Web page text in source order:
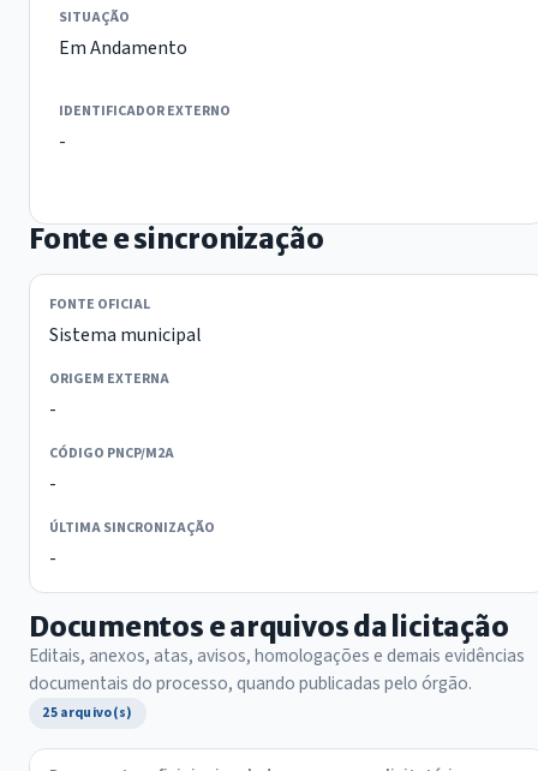
SITUAÇÃO
Em Andamento
IDENTIFICADOR EXTERNO
-
Fonte e sincronização
FONTE OFICIAL
Sistema municipal
ORIGEM EXTERNA
-
CÓDIGO PNCP/M2A
-
ÚLTIMA SINCRONIZAÇÃO
-
Documentos e arquivos da licitação
Editais, anexos, atas, avisos, homologações e demais evidências
documentais do processo, quando publicadas pelo órgão.
25 arquivo(s)